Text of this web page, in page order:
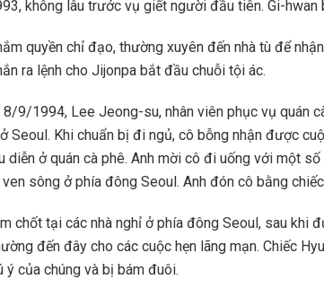
không lâu trước vụ giết người đầu tiên. Gi-hwan
quyền chỉ đạo, thường xuyên đến nhà tù để
ra lệnh cho Jijonpa bắt đầu chuỗi tội ác.
8/9/1994, Lee Jeong-su, nhân viên phục vụ quán
Seoul. Khi chuẩn bị đi ngủ, cô bỗng nhận được
diễn ở quán cà phê. Anh mời cô đi uống với một
sông ở phía đông Seoul. Anh đón cô bằng
chốt tại các nhà nghỉ ở phía đông Seoul, sau khi
đến đây cho các cuộc hẹn lãng mạn. Chiếc
ý của chúng và bị bám đuôi.